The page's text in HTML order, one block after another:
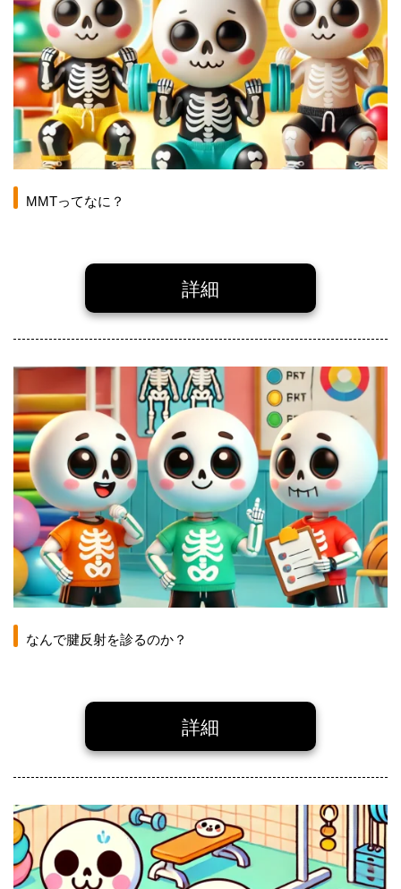
MMTってなに？
詳細
なんで腱反射を診るのか？
詳細